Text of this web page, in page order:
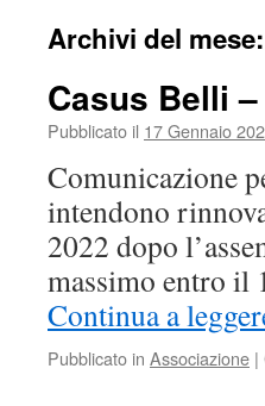
Archivi del mese:
Casus Belli
Pubblicato il 17 Gennaio
Comunicazione
intendono
2022 dopo
massimo entro il
Continua a
Pubblicato in Associazione |